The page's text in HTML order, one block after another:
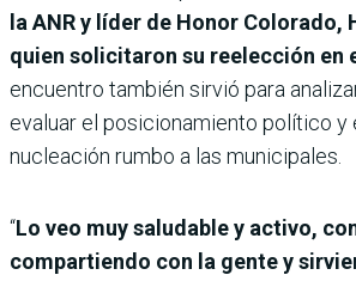
la ANR y líder de Honor Colorado,
quien solicitaron su reelección en
encuentro también sirvió para
evaluar el posicionamiento político y
nucleación rumbo a las municipales.
“Lo veo muy saludable y activo,
compartiendo con la gente y